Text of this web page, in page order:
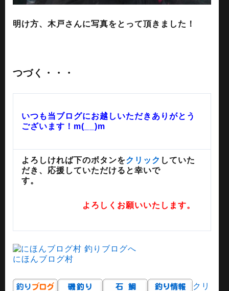
明け方、木戸さんに写真をとって頂きました！
つづく・・・
いつも当ブログにお越しいただきありがとう
ございます！m(__)m
よろしければ下のボタンをクリック していた
だき、応援していただけると幸いで
す。
よろしくお願いいたします。
にほんブログ村
クリ